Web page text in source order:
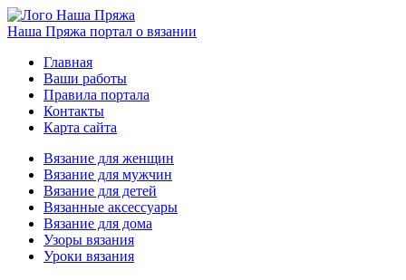
Наша Пряжа портал о вязании
Главная
Ваши работы
Правила портала
Контакты
Карта сайта
Вязание для женщин
Вязание для мужчин
Вязание для детей
Вязанные аксессуары
Вязание для дома
Узоры вязания
Уроки вязания